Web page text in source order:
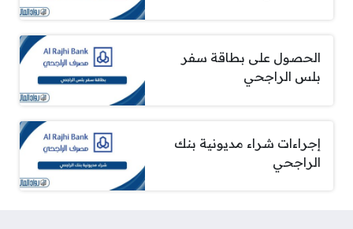
الحصول على بطاقة سفر
بلس الراجحي
إجراءات شراء مديونية بنك
الراجحي